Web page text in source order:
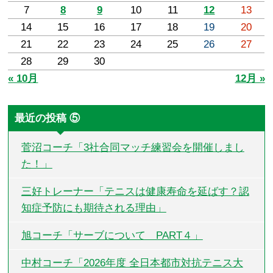
7
8 9 10 11 12
13
14
15 16 17 18 19
20
21
22 23 24 25 26
27
28
29
30
« 10月
12月 »
最近の投稿 ⑤
菅沼コーチ「3社合同マッチ練習会を開催しまし
た！」
三好トレーナー「テニスは健康寿命を延ばす？認
知症予防にも期待される理由」
旭コーチ「サーブについて PART４」
中村コーチ「2026年度 全日本都市対抗テニス大